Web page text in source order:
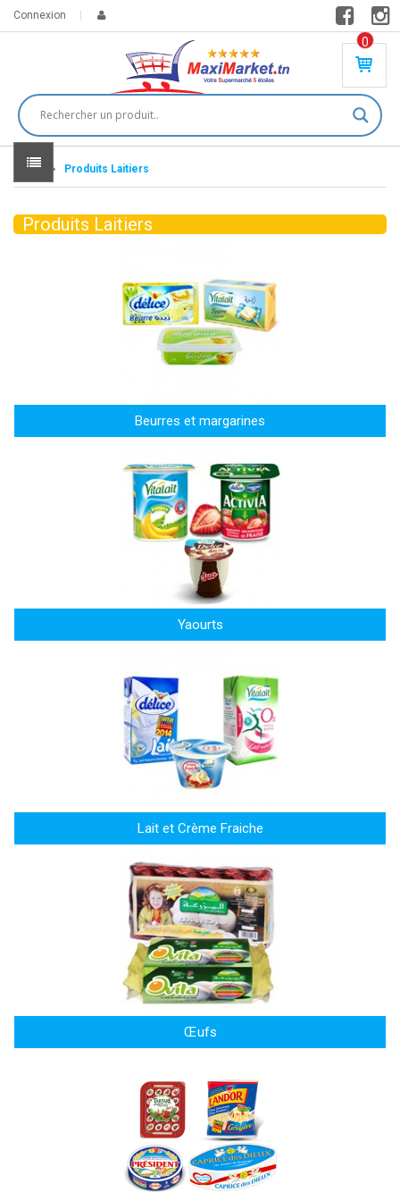
Connexion
0
PR
DU
IT(
S)
0
DT
Home Produits Laitiers
Produits Laitiers
Beurres et margarines
Yaourts
Lait et Crème Fraiche
Œufs